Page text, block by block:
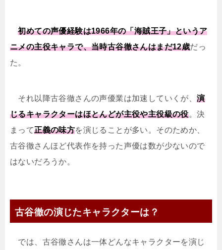
初めての声優経験は1966年の「海賊王子」というア
ニメの主役キャラで、当時古谷徹さんはまだ12歳だっ
た。
それ以降古谷徹さんの声優業は加速していくが、演
じるキャラクターはほとんどが主役や主役級の役。決
まって正義の味方を演じることが多い。そのためか、
古谷徹さんほど代表作を持った声優は数が少ないので
はないだろうか。
古谷徹の演じたキャラクターは？
では、古谷徹さんは一体どんなキャラクターを演じ